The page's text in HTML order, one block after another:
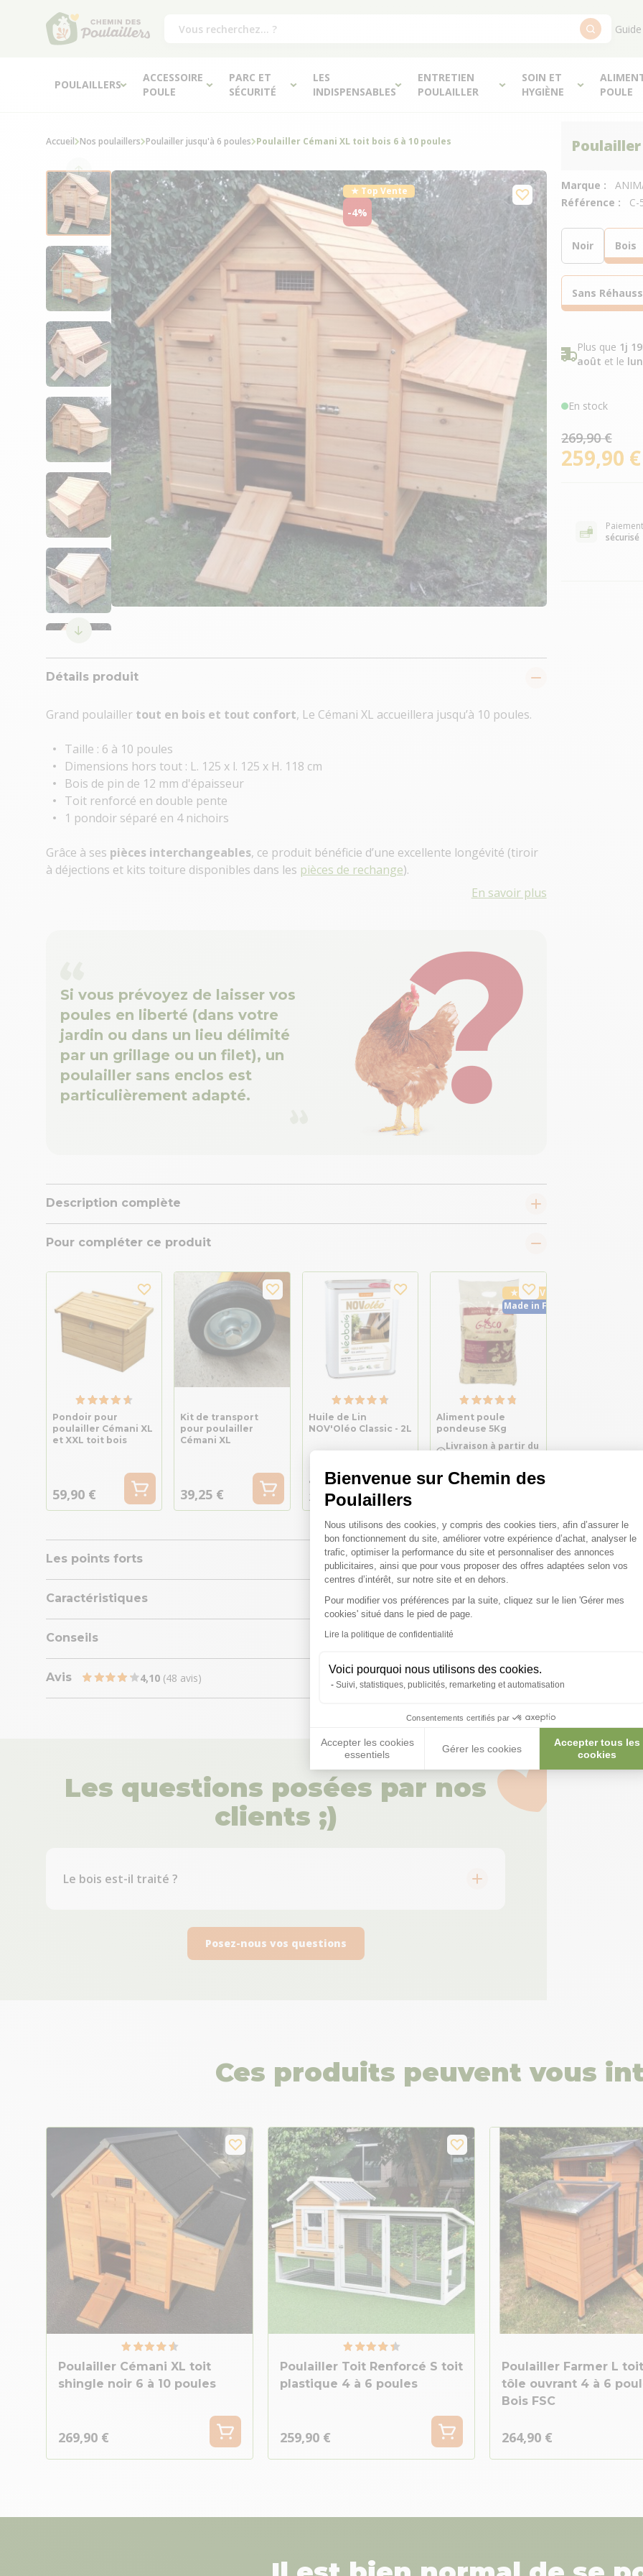
Bienvenue sur Chemin des
Poulaillers
Plateforme de Gestion du
Nous utilisons des cookies, y compris des cookies tiers, afin d’assurer le
bon fonctionnement du site, améliorer votre expérience d’achat, analyser le
trafic, optimiser la performance du site et personnaliser des annonces
publicitaires, ainsi que pour vous proposer des offres adaptées selon vos
centres d’intérêt, sur notre site et en dehors.
Pour modifier vos préférences par la suite, cliquez sur le lien 'Gérer mes
cookies' situé dans le pied de page.
Lire la politique de confidentialité
Voici pourquoi nous utilisons des cookies.
Suivi, statistiques, publicités, remarketing et automatisation
Consentements certifiés par
Accepter les cookies
essentiels
Gérer les cookies
Accepter tous les
cookies
Axeptio consent
POULAILLERS
ACCESSOIRE
POULE
PARC ET
SÉCURITÉ
LES
INDISPENSABLES
ENTRETIEN
POULAILLER
SOIN ET
HYGIÈNE
POULE
Marque :
Référence :
C-
Noir Bois
Sans
Plus que 1j
août et le
En stock
269,90 €
259,90 €
Paiement
sécurisé
Détails produit
Grand poulailler tout en bois et tout confort, Le Cémani XL accueillera jusqu’à 10 poules.
Taille : 6 à 10 poules
Dimensions hors tout : L. 125 x l. 125 x H. 118 cm
Bois de pin de 12 mm d'épaisseur
Toit renforcé en double pente
1 pondoir séparé en 4 nichoirs
Grâce à ses pièces interchangeables, ce produit bénéficie d’une excellente longévité (tiroir
à déjections et kits toiture disponibles dans les pièces de rechange).
En savoir plus
Si vous prévoyez de laisser vos
poules en liberté (dans votre
jardin ou dans un lieu délimité
par un grillage ou un filet), un
poulailler sans enclos est
particulièrement adapté.
Description complète
Pour compléter ce produit
Pondoir pour
poulailler Cémani XL
et XXL toit bois
59,90 €
Kit de transport
pour poulailler
Cémani XL
39,25 €
Huile de Lin
NOV'Oléo Classic - 2L
47,30 €
23,65 €/L
★ Top Vente
Made in France
Aliment poule
pondeuse 5Kg
Livraison à partir du
7,10 €
Les points forts
Caractéristiques
Conseils
Avis 4,10 (48 avis)
Les questions posées par nos
clients ;)
Le bois est-il traité ?
Posez-nous vos questions
Accueil Nos poulaillers Poulailler jusqu'à 6 poules Poulailler Cémani XL toit bois 6 à 10 poules
★ Top Vente
-4%
Ces produits peuvent vous
Poulailler Cémani XL toit
shingle noir 6 à 10 poules
269,90 €
Poulailler Toit Renforcé S toit
plastique 4 à 6 poules
259,90 €
Poulailler Farmer L
tôle ouvrant 4 à 6
Bois FSC
264,90 €